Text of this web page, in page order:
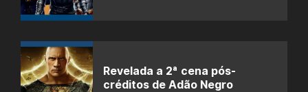
Revelada a 2ª cena pós-
créditos de Adão Negro